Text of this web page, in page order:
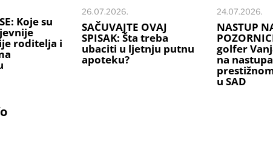
Koje su
roditelja i
26.07.2026.
SAČUVAJTE OVAJ
SPISAK: Šta treba
ubaciti u ljetnju putnu
apoteku?
24.07.2026.
NASTUP
golfer
na
u SAD